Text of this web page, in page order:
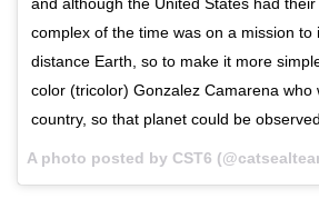
complex of the time was on a mission to
distance Earth, so to make it more
color (tricolor) Gonzalez Camarena who
country, so that planet could be
A photo posted by CST6